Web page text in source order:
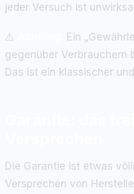
jeder Versuch ist
⚠️
Ein
gegenüber Verbrauchern
Das ist ein klassischer
Die Garantie ist etwas
Versprechen von